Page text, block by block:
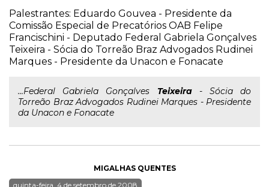
Palestrantes: Eduardo Gouvea - Presidente da
Comissão Especial de Precatórios OAB Felipe
Francischini - Deputado Federal Gabriela Gonçalves
Teixeira - Sócia do Torreão Braz Advogados Rudinei
Marques - Presidente da Unacon e Fonacate
...Federal Gabriela Gonçalves Teixeira- Sócia do
Torreão Braz Advogados Rudinei Marques - Presidente
da Unacon e Fonacate
MIGALHAS QUENTES
quinta-feira, 4 de setembro de 2008